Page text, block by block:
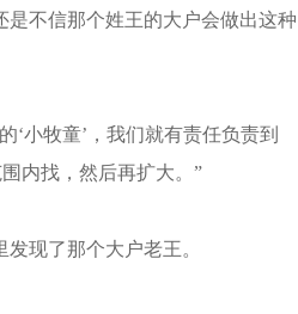
不信那个姓王的大户会做出这种
小牧童’，我们就有责任负责到
内找，然后再扩大。”
现了那个大户老王。